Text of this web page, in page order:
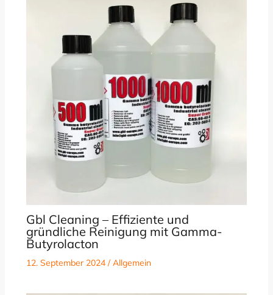
Gbl Cleaning – Effiziente und
gründliche Reinigung mit Gamma-
Butyrolacton
12. September 2024 /Allgemein